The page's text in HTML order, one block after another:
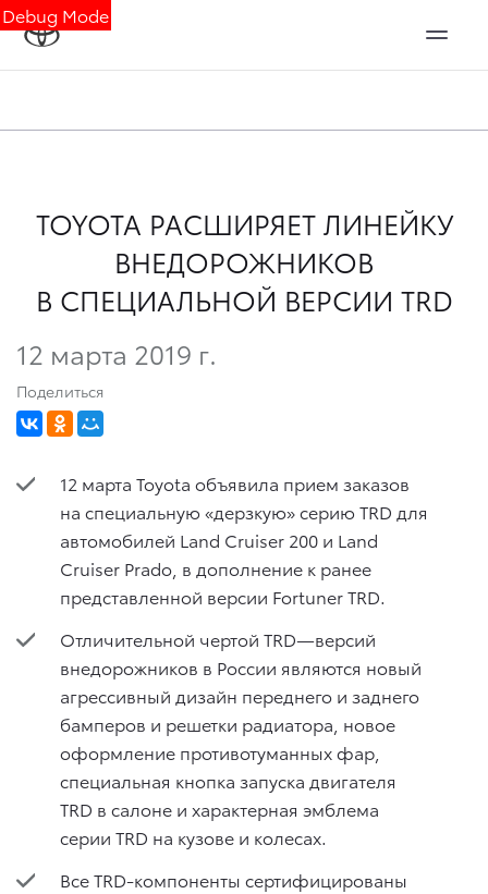
Debug Mode
TOYOTA РАСШИРЯЕТ ЛИНЕЙКУ
ВНЕДОРОЖНИКОВ
В СПЕЦИАЛЬНОЙ ВЕРСИИ TRD
12 марта 2019 г.
Поделиться
12 марта Toyota объявила прием заказов
на специальную «дерзкую» серию TRD для
автомобилей Land Cruiser 200 и Land
Cruiser Prado, в дополнение к ранее
представленной версии Fortuner TRD.
Отличительной чертой TRD—версий
внедорожников в России являются новый
агрессивный дизайн переднего и заднего
бамперов и решетки радиатора, новое
оформление противотуманных фар,
специальная кнопка запуска двигателя
TRD в салоне и характерная эмблема
серии TRD на кузове и колесах.
Все TRD-компоненты сертифицированы